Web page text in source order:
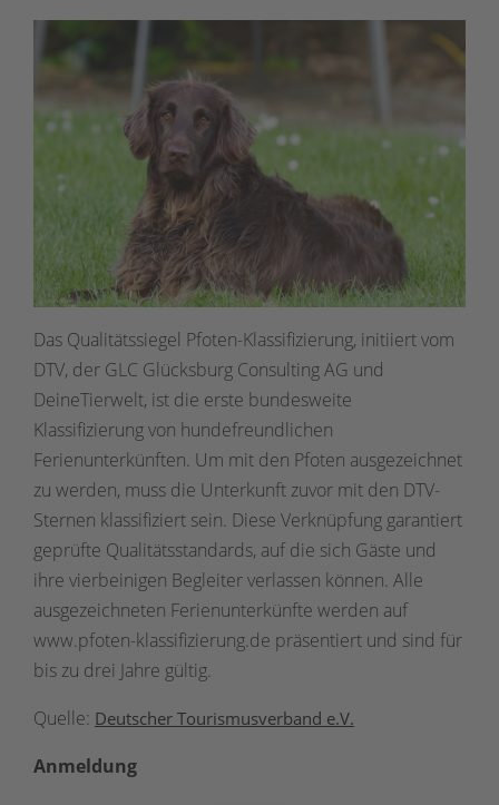
Das Qualitätssiegel Pfoten-Klassifizierung, initiiert vom
DTV, der GLC Glücksburg Consulting AG und
DeineTierwelt, ist die erste bundesweite
Klassifizierung von hundefreundlichen
Ferienunterkünften. Um mit den Pfoten ausgezeichnet
zu werden, muss die Unterkunft zuvor mit den DTV-
Sternen klassifiziert sein. Diese Verknüpfung garantiert
geprüfte Qualitätsstandards, auf die sich Gäste und
ihre vierbeinigen Begleiter verlassen können. Alle
ausgezeichneten Ferienunterkünfte werden auf
www.pfoten-klassifizierung.de präsentiert und sind für
bis zu drei Jahre gültig.
Quelle: Deutscher Tourismusverband e.V.
Anmeldung